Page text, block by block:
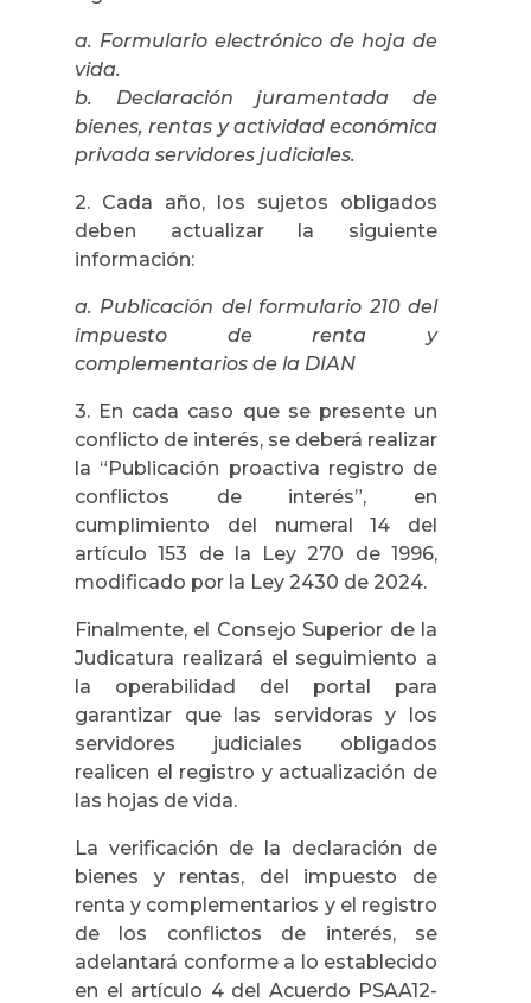
a. Formulario electrónico de hoja de
vida.
b. Declaración juramentada de
bienes, rentas y actividad económica
privada servidores judiciales.
2. Cada año, los sujetos obligados
deben actualizar la siguiente
información:
a. Publicación del formulario 210 del
impuesto de renta y
complementarios de la DIAN
3. En cada caso que se presente un
conflicto de interés, se deberá realizar
la “Publicación proactiva registro de
conflictos de interés”, en
cumplimiento del numeral 14 del
artículo 153 de la Ley 270 de 1996,
modificado por la Ley 2430 de 2024.
Finalmente, el Consejo Superior de la
Judicatura realizará el seguimiento a
la operabilidad del portal para
garantizar que las servidoras y los
servidores judiciales obligados
realicen el registro y actualización de
las hojas de vida.
La verificación de la declaración de
bienes y rentas, del impuesto de
renta y complementarios y el registro
de los conflictos de interés, se
adelantará conforme a lo establecido
en el artículo 4 del Acuerdo PSAA12-